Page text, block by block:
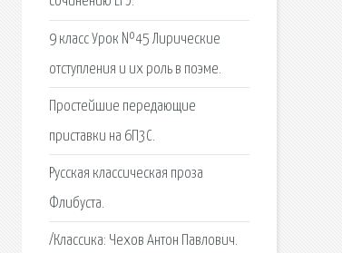
9 класс Урок №45 Лирические
отступления и их роль в поэме.
Простейшие передающие
приставки на 6П3С.
Русская классическая проза
Флибуста.
/Классика: Чехов Антон Павлович.